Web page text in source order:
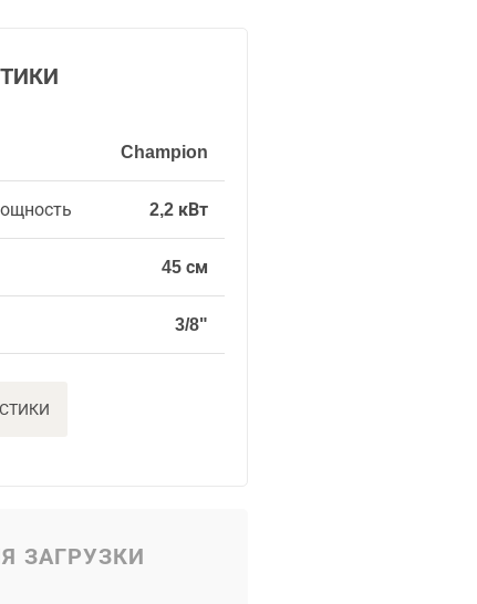
Champion
2,2 кВт
45 см
3/8"
ЗАГРУЗКИ